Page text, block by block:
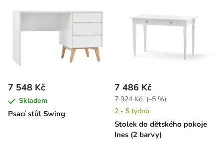
Psací stůl Swing
7 548 Kč
Skladem
Stolek do dětského pokoje
Ines (2 barvy)
7 486 Kč
7 924 Kč (–5 %)
2 - 5 týdnů